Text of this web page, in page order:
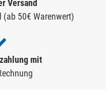
Versand
(ab 50€ Warenwert)
mit